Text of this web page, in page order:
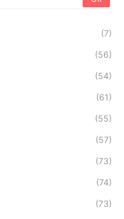
(7)
(56)
(54)
(61)
(55)
(57)
(73)
(74)
(73)